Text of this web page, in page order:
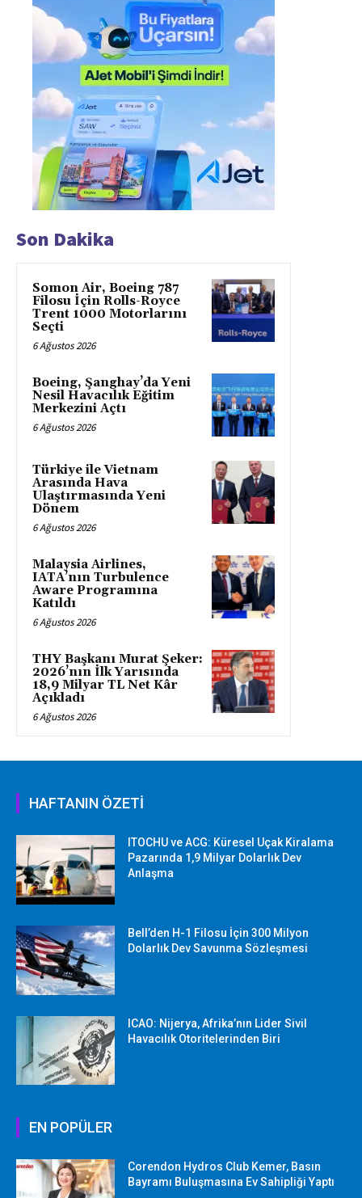
Son Dakika
Somon Air, Boeing 787
Filosu İçin Rolls-Royce
Trent 1000 Motorlarını
Seçti
6 Ağustos 2026
Boeing, Şanghay’da Yeni
Nesil Havacılık Eğitim
Merkezini Açtı
6 Ağustos 2026
Türkiye ile Vietnam
Arasında Hava
Ulaştırmasında Yeni
Dönem
6 Ağustos 2026
Malaysia Airlines,
IATA’nın Turbulence
Aware Programına
Katıldı
6 Ağustos 2026
THY Başkanı Murat Şeker:
2026’nın İlk Yarısında
18,9 Milyar TL Net Kâr
Açıkladı
6 Ağustos 2026
HAFTANIN ÖZETİ
ITOCHU ve ACG: Küresel Uçak Kiralama
Pazarında 1,9 Milyar Dolarlık Dev
Anlaşma
Bell’den H-1 Filosu İçin 300 Milyon
Dolarlık Dev Savunma Sözleşmesi
ICAO: Nijerya, Afrika’nın Lider Sivil
Havacılık Otoritelerinden Biri
EN POPÜLER
Corendon Hydros Club Kemer, Basın
Bayramı Buluşmasına Ev Sahipliği Yaptı